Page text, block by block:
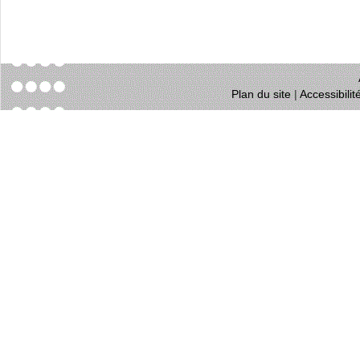
Plan du site|